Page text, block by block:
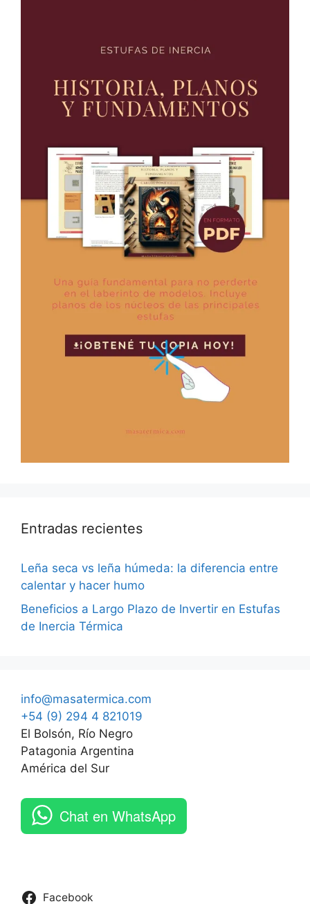
Entradas recientes
Leña seca vs leña húmeda: la diferencia entre
calentar y hacer humo
Beneficios a Largo Plazo de Invertir en Estufas
de Inercia Térmica
info@masatermica.com
+54 (9) 294 4 821019
El Bolsón, Río Negro
Patagonia Argentina
América del Sur
Chat en WhatsApp
Facebook